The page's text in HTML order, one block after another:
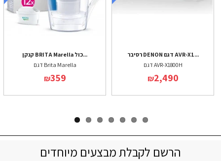
קנקן BRITA Marella כול...
דגם Brita Marella
₪359
רסיבר DENON דגם AVR-X1...
דגם AVR-X1800H
₪2,490
הרשם לקבלת מבצעים מיוחדים